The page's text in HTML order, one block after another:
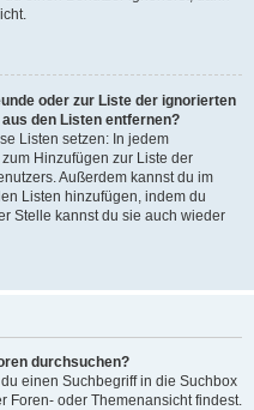
oder zur Liste der ignorierten
den Listen entfernen?
Listen setzen: In jedem
Hinzufügen zur Liste der
Außerdem kannst du im
Listen hinzufügen, indem du
Stelle kannst du sie auch wieder
durchsuchen?
einen Suchbegriff in die Suchbox
Foren- oder Themenansicht findest.